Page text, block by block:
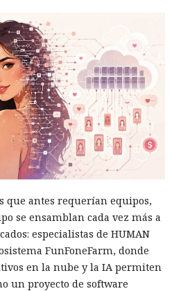
que antes requerían equipos,
se ensamblan cada vez más a
especialistas de HUMAN
FunFoneFarm, donde
en la nube y la IA permiten
un proyecto de software